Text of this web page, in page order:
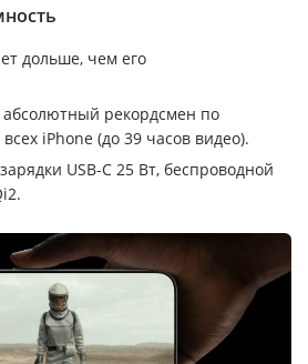
дольше, чем его
рекордсмен по
iPhone (до 39 часов видео).
USB-C 25 Вт, беспроводной